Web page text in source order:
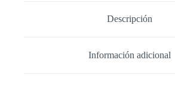
Descripción
Información adicional